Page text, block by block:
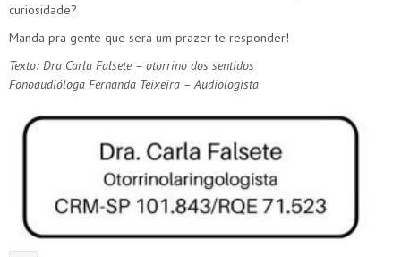
curiosidade?
Manda pra gente que será um prazer te responder!
Texto: Dra Carla Falsete – otorrino dos sentidos
Fonoaudióloga Fernanda Teixeira – Audiologista